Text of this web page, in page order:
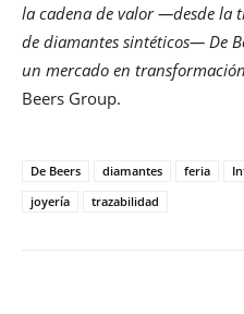
la cadena de valor —desde la
de diamantes sintéticos— De
un mercado en transformación
Beers Group.
De Beers diamantes feria
joyería
trazabilidad